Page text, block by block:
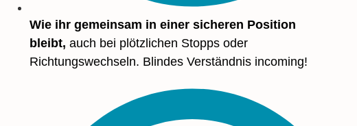
Wie ihr gemeinsam in einer sicheren Position
bleibt, auch bei plötzlichen Stopps oder
Richtungswechseln. Blindes Verständnis incoming!